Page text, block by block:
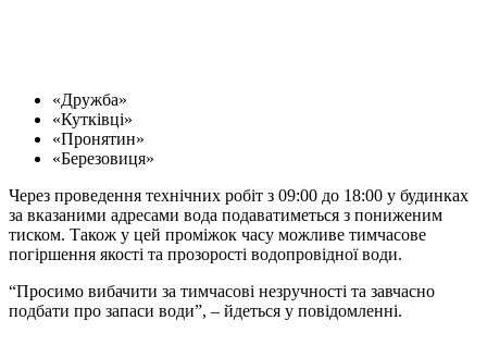
«Дружба»
«Кутківці»
«Пронятин»
«Березовиця»
Через проведення технічних робіт з 09:00 до 18:00 у будинках
за вказаними адресами вода подаватиметься з пониженим
тиском. Також у цей проміжок часу можливе тимчасове
погіршення якості та прозорості водопровідної води.
“Просимо вибачити за тимчасові незручності та завчасно
подбати про запаси води”, – йдеться у повідомленні.